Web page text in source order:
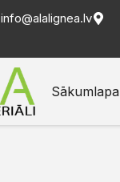
info@alalignea.lv
Sākumlapa